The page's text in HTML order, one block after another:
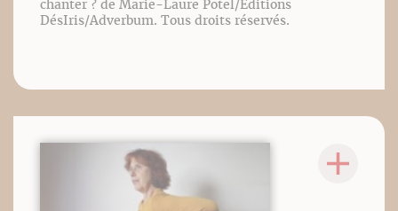
chanter ? de Marie-Laure Potel/Éditions
DésIris/Adverbum. Tous droits réservés.